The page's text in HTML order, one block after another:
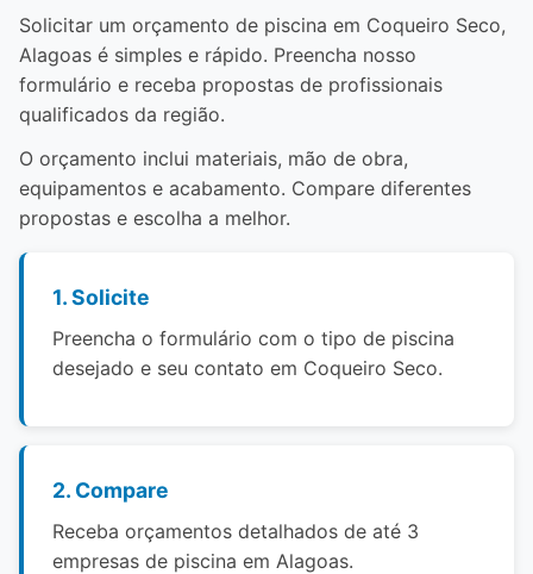
Solicitar um orçamento de piscina em Coqueiro Seco,
Alagoas é simples e rápido. Preencha nosso
formulário e receba propostas de profissionais
qualificados da região.
O orçamento inclui materiais, mão de obra,
equipamentos e acabamento. Compare diferentes
propostas e escolha a melhor.
1. Solicite
Preencha o formulário com o tipo de piscina
desejado e seu contato em Coqueiro Seco.
2. Compare
Receba orçamentos detalhados de até 3
empresas de piscina em Alagoas.